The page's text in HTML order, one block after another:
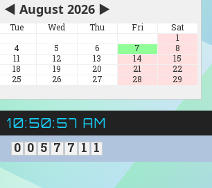
◀ August 2026 ▶
Tue Wed Thu Fri
Sat
1
4 5 6 7
8
11 12 13 14
15
18 19 20 21
22
25 26 27 28
29
10:50:58 AM
0 0 5 7 7 1 1